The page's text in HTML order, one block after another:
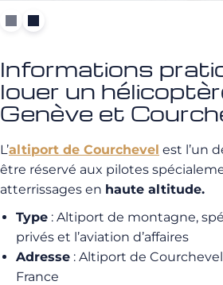
Informations
louer un
Genève et
L’altiport de Courchevel est l’un
être réservé aux pilotes
atterrissages en haute altitude.
Type : Altiport de montagne,
privés et l’aviation d’affaires
Adresse : Altiport de
France